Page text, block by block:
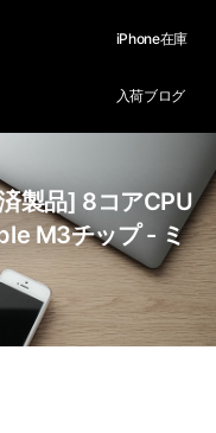
iPhone在庫
入荷ブログ
製品] 8コアCPU
M3チップ - ミ